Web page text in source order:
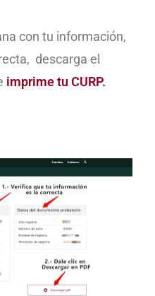
con tu información,
descarga el
imprime tu CURP.